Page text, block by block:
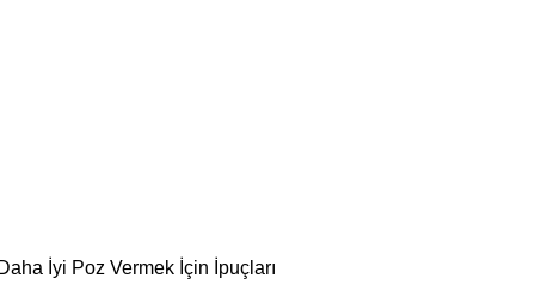
İyi Poz Vermek İçin İpuçları